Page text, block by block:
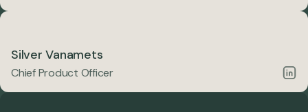
Silver Vanamets
Chief Product Officer